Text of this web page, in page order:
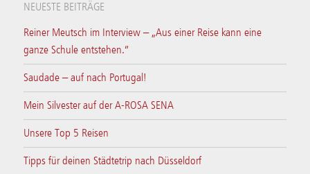
NEUESTE BEITRÄGE
Reiner Meutsch im Interview – „Aus einer Reise kann eine
ganze Schule entstehen.“
Saudade – auf nach Portugal!
Mein Silvester auf der A-ROSA SENA
Unsere Top 5 Reisen
Tipps für deinen Städtetrip nach Düsseldorf